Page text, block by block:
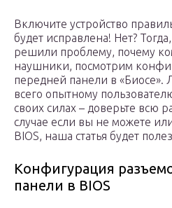
Включите устройство
будет исправлена! Нет?
решили проблему, почему
наушники, посмотрим
передней панели в «Биосе».
всего опытному
своих силах – доверьте всю
случае если вы не можете
BIOS, наша статья будет
Конфигурация
панели в BIOS